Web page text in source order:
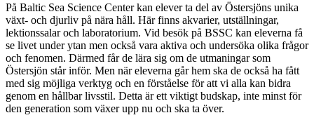
På Baltic Sea Science Center kan elever ta del av Östersjöns unika
växt- och djurliv på nära håll. Här finns akvarier, utställningar,
lektionssalar och laboratorium. Vid besök på BSSC kan eleverna få
se livet under ytan men också vara aktiva och undersöka olika frågor
och fenomen. Därmed får de lära sig om de utmaningar som
Östersjön står inför. Men när eleverna går hem ska de också ha fått
med sig möjliga verktyg och en förståelse för att vi alla kan bidra
genom en hållbar livsstil. Detta är ett viktigt budskap, inte minst för
den generation som växer upp nu och ska ta över.